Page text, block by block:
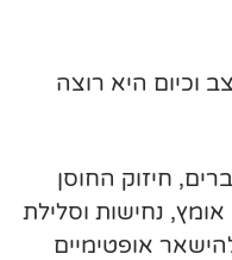
וכיום היא רוצה
חיזוק החוסן
נחישות וסלילת
אופטימיים